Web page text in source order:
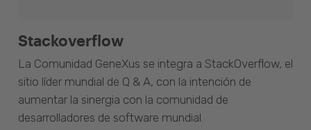
Stackoverflow
La Comunidad GeneXus se integra a StackOverflow, el
sitio líder mundial de Q & A, con la intención de
aumentar la sinergia con la comunidad de
desarrolladores de software mundial.